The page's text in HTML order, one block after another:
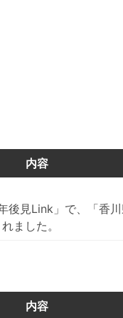
内容
後見Link」で、「香
ました。
内容